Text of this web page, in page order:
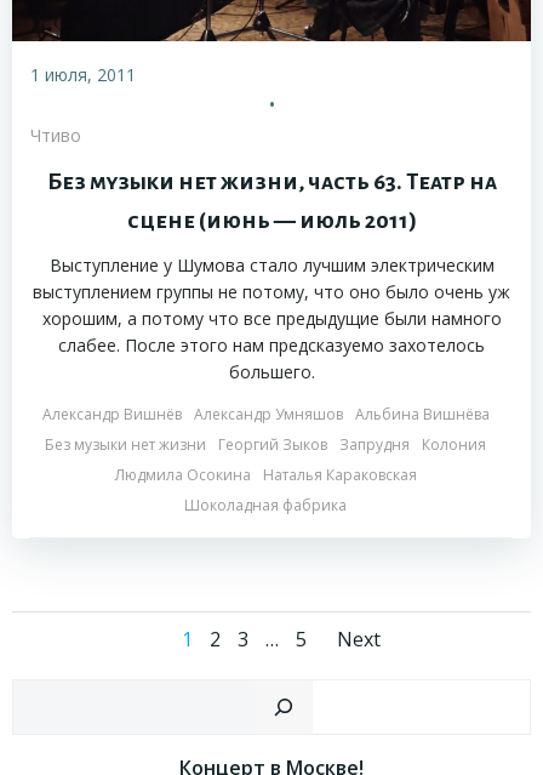
1 июля, 2011
•
Чтиво
Без музыки нет жизни, часть 63. Театр на
сцене (июнь — июль 2011)
Выступление у Шумова стало лучшим электрическим
выступлением группы не потому, что оно было очень уж
хорошим, а потому что все предыдущие были намного
слабее. После этого нам предсказуемо захотелось
большего.
Александр Вишнёв Александр Умняшов
Альбина Вишнёва
Без музыки нет жизни
Георгий Зыков Запрудня
Колония
Людмила Осокина
Наталья Караковская
Шоколадная фабрика
Навигация
Страница
1 Страница
2 Страница
3 … Страница
5 Next
Концерт в Москве!